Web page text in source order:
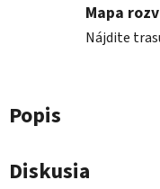
Mapa
Nájdite
Popis
Diskusia